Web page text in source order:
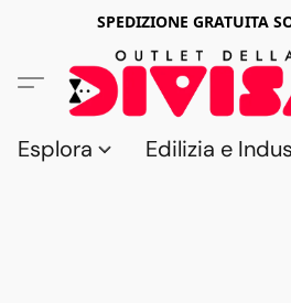
SPEDIZIONE GRATUITA
Esplora Edilizia e